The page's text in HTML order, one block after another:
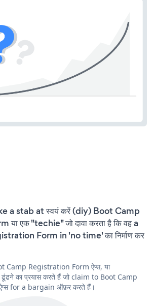
a stab at स्वयं करें (diy) Boot Camp
एक "techie" जो दावा करता है कि वह a
Form in 'no time' का निर्माण कर
Camp Registration Form ऐप्स, या
का प्रयास करते हैं जो claim to Boot Camp
for a bargain ऑफ़र करते हैं।